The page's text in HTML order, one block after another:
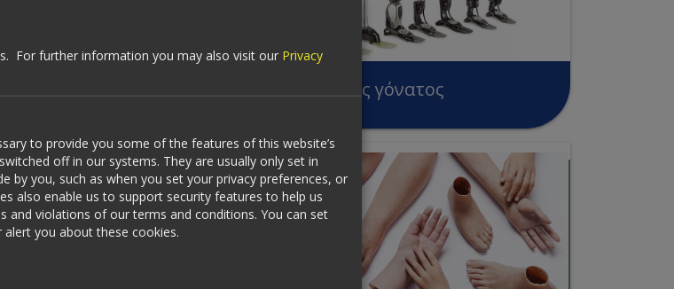
Αρθρώσεις γόνατος
For further information you may also visit our Privacy
to provide you some of the features of this website’s
off in our systems. They are usually only set in
by you, such as when you set your privacy preferences, or
also enable us to support security features to help us
and violations of our terms and conditions. You can set
you about these cookies.